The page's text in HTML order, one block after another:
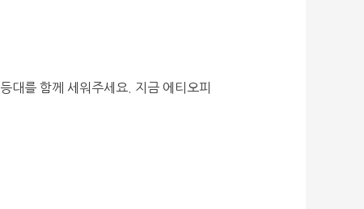
대를 함께 세워주세요. 지금 에티오피